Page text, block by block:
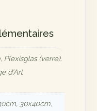
Plexisglas (verre),
d'Art
30x40cm,